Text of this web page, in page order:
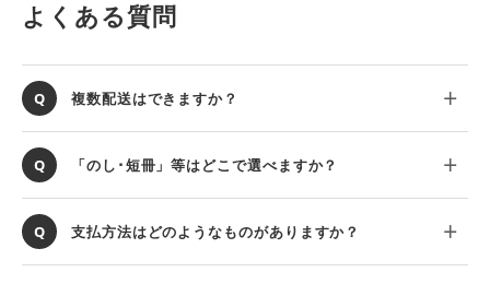
よくある質問
複数配送はできますか？
「のし･短冊」等はどこで選べますか？
支払方法はどのようなものがありますか？